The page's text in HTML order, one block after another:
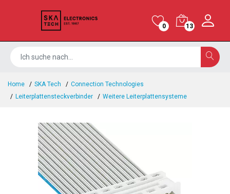
0 13
Home SKA Tech
Connection Technologies
Leiterplattensteckverbinder
Weitere Leiterplattensysteme